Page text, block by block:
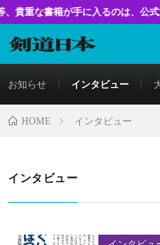
に入るのは、公式通販サイトだ
お知らせ インタビュー
HOME インタビュー
インタビュー